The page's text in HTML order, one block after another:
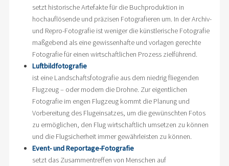
setzt historische Artefakte für die Buchproduktion in
hochauflösende und präzisen Fotografieren um. In der Archiv-
und Repro-Fotografie ist weniger die künstlerische Fotografie
maßgebend als eine gewissenhafte und vorlagen gerechte
Fotografie für einen wirtschaftlichen Prozess zielführend.
Luftbildfotografie
ist eine Landschaftsfotografie aus dem niedrig fliegenden
Flugzeug – oder modern die Drohne. Zur eigentlichen
Fotografie im engen Flugzeug kommt die Planung und
Vorbereitung des Flugeinsatzes, um die gewünschten Fotos
zu ermöglichen, den Flug wirtschaftlich umsetzen zu können
und die Flugsicherheit immer gewährleisten zu können.
Event- und Reportage-Fotografie
setzt das Zusammentreffen von Menschen auf